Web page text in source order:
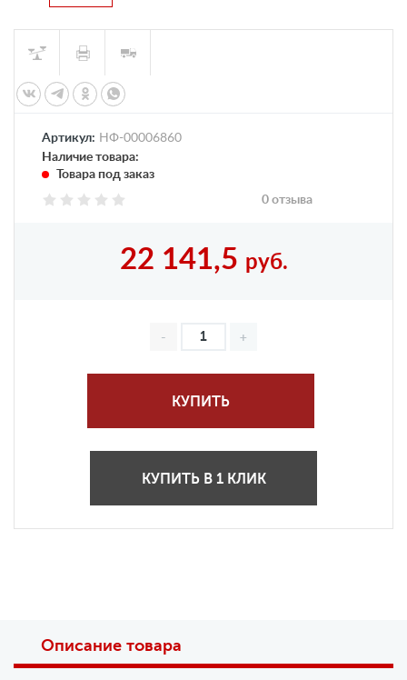
Артикул: НФ-00006860
Наличие товара:
Товара под заказ
0 отзыва
22 141,5 руб.
КУПИТЬ
КУПИТЬ В 1 КЛИК
Описание товара